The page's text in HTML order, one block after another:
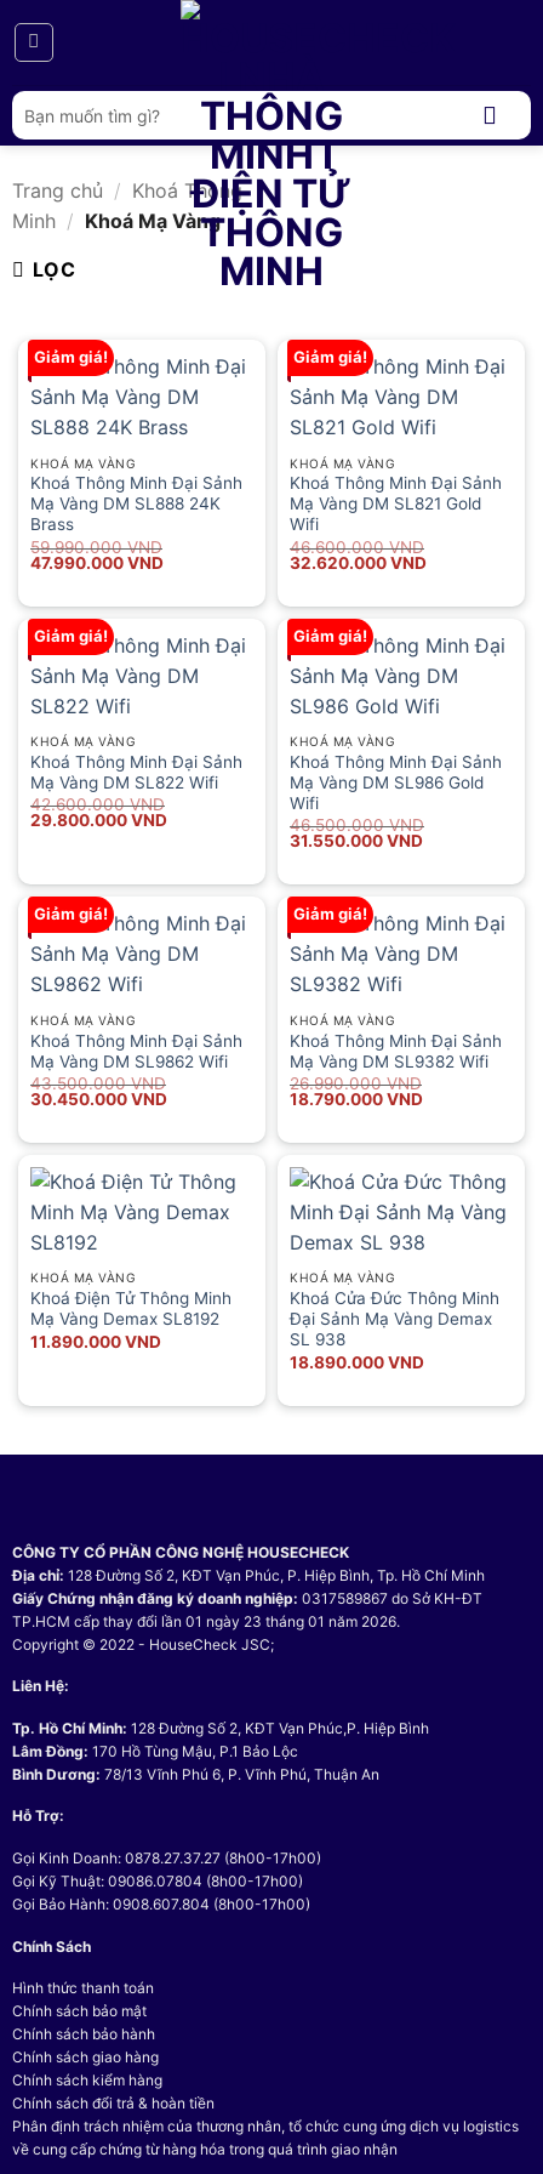
qua
dung
Tìm
kiếm:
Trang chủ / Khoá Thông
Minh / Khoá Mạ Vàng
LỌC
Giảm giá!
KHOÁ MẠ VÀNG
Khoá Thông Minh Đại Sảnh
Mạ Vàng DM SL888 24K
Brass
59.990.000VND
Giá
gốc
47.990.000VND
Giá
hiện
47.990.000 VND.
Giảm giá!
KHOÁ MẠ VÀNG
Khoá Thông Minh Đại Sảnh
Mạ Vàng DM SL821 Gold
Wifi
46.600.000VND
Giá
gốc
32.620.000VND
Giá
hiện
32.620.000 VND.
Giảm giá!
KHOÁ MẠ VÀNG
Khoá Thông Minh Đại Sảnh
Mạ Vàng DM SL822 Wifi
42.600.000VND
Giá
gốc
29.800.000VND
Giá
hiện
Giảm giá!
KHOÁ MẠ VÀNG
Khoá Thông Minh Đại Sảnh
Mạ Vàng DM SL986 Gold
Wifi
46.500.000VND
Giá
gốc
31.550.000VND
Giá
hiện
31.550.000 VND.
Giảm giá!
KHOÁ MẠ VÀNG
Khoá Thông Minh Đại Sảnh
Mạ Vàng DM SL9862 Wifi
43.500.000VND
Giá
gốc
30.450.000VND
Giá
hiện
30.450.000 VND.
Giảm giá!
KHOÁ MẠ VÀNG
Khoá Thông Minh Đại Sảnh
Mạ Vàng DM SL9382 Wifi
26.990.000VND
Giá
gốc
18.790.000VND
Giá
hiện
18.790.000 VND.
KHOÁ MẠ VÀNG
Khoá Điện Tử Thông Minh
Mạ Vàng Demax SL8192
11.890.000VND
KHOÁ MẠ VÀNG
Khoá Cửa Đức Thông Minh
Đại Sảnh Mạ Vàng Demax
SL 938
18.890.000VND
CÔNG TY CỔ PHẦN CÔNG NGHỆ HOUSECHECK
Địa chỉ: 128 Đường Số 2, KĐT Vạn Phúc, P. Hiệp Bình, Tp. Hồ Chí Minh
Giấy Chứng nhận đăng ký doanh nghiệp: 0317589867 do Sở KH-ĐT
TP.HCM cấp thay đổi lần 01 ngày 23 tháng 01 năm 2026.
Copyright © 2022 - HouseCheck JSC;
Liên Hệ:
Tp. Hồ Chí Minh: 128 Đường Số 2, KĐT Vạn Phúc,P. Hiệp Bình
Lâm Đồng: 170 Hồ Tùng Mậu, P.1 Bảo Lộc
Bình Dương: 78/13 Vĩnh Phú 6, P. Vĩnh Phú, Thuận An
Hỗ Trợ:
Gọi Kinh Doanh: 0878.27.37.27 (8h00-17h00)
Gọi Kỹ Thuật: 09086.07804 (8h00-17h00)
Gọi Bảo Hành: 0908.607.804 (8h00-17h00)
Chính Sách
Hình thức thanh toán
Chính sách bảo mật
Chính sách bảo hành
Chính sách giao hàng
Chính sách kiểm hàng
Chính sách đổi trả & hoàn tiền
Phân định trách nhiệm của thương nhân, tổ chức cung ứng dịch vụ logistics
về cung cấp chứng từ hàng hóa trong quá trình giao nhận